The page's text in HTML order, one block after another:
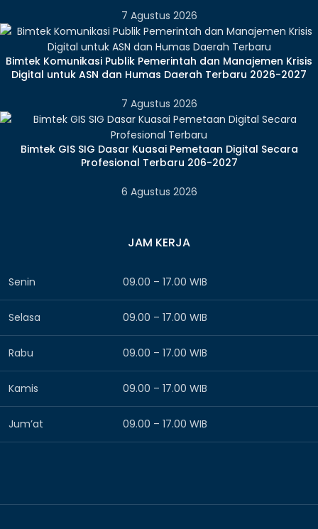
7 Agustus 2026
Bimtek Komunikasi Publik Pemerintah dan Manajemen Krisis
Digital untuk ASN dan Humas Daerah Terbaru 2026-2027
7 Agustus 2026
Bimtek GIS SIG Dasar Kuasai Pemetaan Digital Secara
Profesional Terbaru 206-2027
6 Agustus 2026
JAM KERJA
Senin 09.00 – 17.00 WIB
Selasa 09.00 – 17.00 WIB
Rabu 09.00 – 17.00 WIB
Kamis 09.00 – 17.00 WIB
Jum’at 09.00 – 17.00 WIB